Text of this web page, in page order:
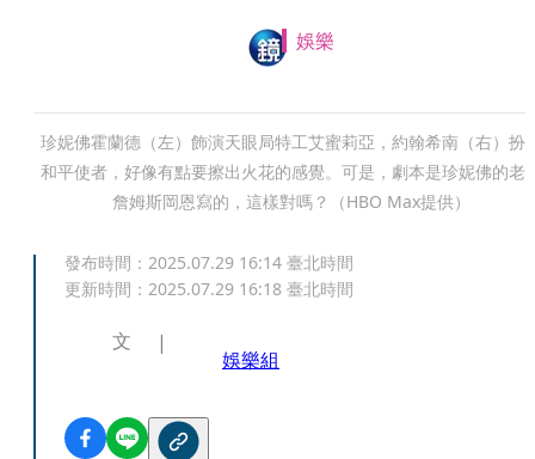
娛樂
珍妮佛霍蘭德（左）飾演天眼局特工艾蜜莉亞，約翰希南（右）扮
和平使者，好像有點要擦出火花的感覺。可是，劇本是珍妮佛的老
詹姆斯岡恩寫的，這樣對嗎？（HBO Max提供）
發布時間： 2025.07.29 16:14 臺北時間
更新時間： 2025.07.29 16:18 臺北時間
文
娛樂組